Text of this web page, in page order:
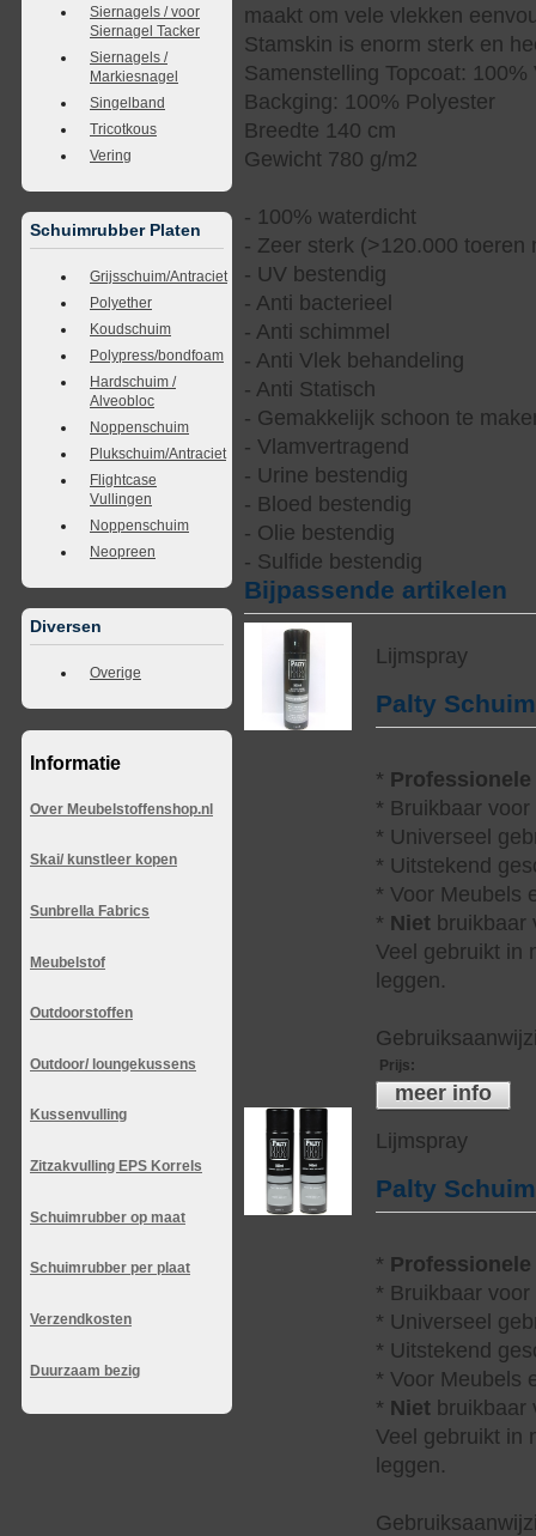
Siernagels / voor
Siernagel Tacker
Siernagels /
Markiesnagel
Singelband
Tricotkous
Vering
Schuimrubber Platen
Grijsschuim/Antraciet
Polyether
Koudschuim
Polypress/bondfoam
Hardschuim /
Alveobloc
Noppenschuim
Plukschuim/Antraciet
Flightcase
Vullingen
Noppenschuim
Neopreen
Diversen
Overige
Informatie
Over Meubelstoffenshop.nl
Skai/ kunstleer kopen
Sunbrella Fabrics
Meubelstof
Outdoorstoffen
Outdoor/ loungekussens
Kussenvulling
Zitzakvulling EPS Korrels
Schuimrubber op maat
Schuimrubber per plaat
Verzendkosten
Duurzaam bezig
maakt om vele vlekken
Stamskin is enorm sterk en
Samenstelling Topcoat: 100%
Backging: 100% Polyester
Breedte 140 cm
Gewicht 780 g/m2
- 100% waterdicht
- Zeer sterk (>120.000 toeren
- UV bestendig
- Anti bacterieel
- Anti schimmel
- Anti Vlek behandeling
- Anti Statisch
- Gemakkelijk schoon te
- Vlamvertragend
- Urine bestendig
- Bloed bestendig
- Olie bestendig
- Sulfide bestendig
Bijpassende artikelen
Lijmspray
Palty
* Professionele
* Bruikbaar
* Universeel
* Uitstekend
* Voor Meubels
* Niet bruikbaar
Veel gebruikt in
leggen.
Prijs:
meer info
Lijmspray
Palty
* Professionele
* Bruikbaar
* Universeel
* Uitstekend
* Voor Meubels
* Niet bruikbaar
Veel gebruikt in
leggen.